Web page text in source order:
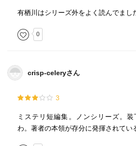
有栖川はシリーズ外をよく読んでまし
0
crisp-celeryさん
3
ミステリ短編集。ノンシリーズ。
わ。著者の本領が存分に発揮されてい